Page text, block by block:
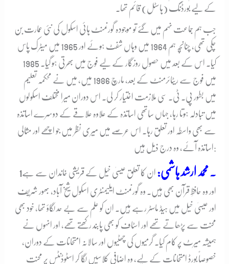
کے لیے بورڈنگ (ہاسٹل) قائم تھا۔
جب ہم جماعت نہم میں گئے تو موجودہ گورنمنٹ ہائی اسکول کی نئی عمارت بن
چکی تھی، چنانچہ ہم 1964 میں وہاں شفٹ ہوئے اور 1965 میں میٹرک پاس
کیا۔ اس کے بعد میں حصولِ روزگار کے لیے فوج میں بھرتی ہو گیا۔ 1985
میں فوج سے ریٹائرمنٹ کے بعد، مارچ 1986 میں، میں نے محکمہ تعلیم
میں بطور پی۔ ٹی۔ سی ملازمت اختیار کر لی۔ اس دوران میرا مختلف اسکولوں
میں تبادلہ ہوتا رہا، جہاں ساتھی اساتذہ کے علاوہ علاقے کے دوسرے اساتذہ
سے بھی واسطہ اور تعلق رہا۔ اس عرصے میں میری نظر میں جو اچھے اور مثالی
اساتذہ آئے، وہ درج ذیل ہیں:
1 ۔ محمد ارشد ہاشمی: ان کا تعلق عیسیٰ خیل کے قریشی خاندان سے ہے
اور وہ حافظِ قرآن بھی ہیں۔ وہ گورنمنٹ ایلیمنٹری اسکول شیخ آباد، بھور شریف
اور عیسیٰ خیل میں ہیڈ ماسٹر رہے ہیں۔ ان کو علم سے بے حد لگاؤ تھا، خود بھی
محنت سے پڑھاتے تھے اور اسٹاف کو بھی پابند رکھتے تھے، اور انہوں نے
ہمیشہ میرٹ پر کام کیا۔ گرمیوں کی چھٹیوں اور سالانہ امتحانات کے دوران،
خصوصاً بورڈ امتحانات کے لیے، وہ اضافی کلاسیں لگا کر اسٹوڈنٹس پر محنت